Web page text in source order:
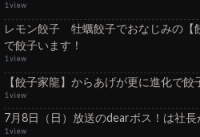
1 view
レモン餃子 牡蠣餃子でおなじみの【
で餃子います！
1 view
【餃子家龍】からあげが更に進化で餃
1 view
7月8日（日）放送のdearボス！は社長
1 view